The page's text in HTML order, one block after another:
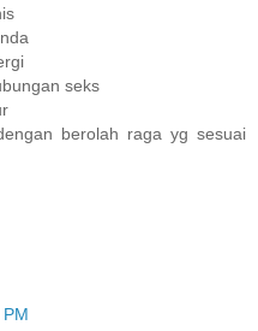
seks
berolah raga yg sesuai